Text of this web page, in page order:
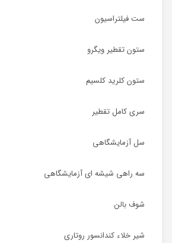
ست فیلتراسیون
ستون تقطیر ویگرو
ستون کلرید کلسیم
سری کامل تقطیر
سل آزمایشگاهی
سه راهی شیشه ای آزمایشگاهی
شوف بالن
شیر خلاء کندانسور روتاری